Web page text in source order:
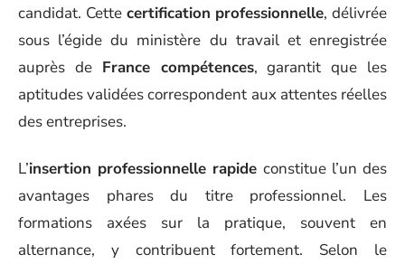
candidat. Cette certification professionnelle, délivrée
sous l’égide du ministère du travail et enregistrée
auprès de France compétences, garantit que les
aptitudes validées correspondent aux attentes réelles
des entreprises.
L’insertion professionnelle rapide constitue l’un des
avantages phares du titre professionnel. Les
formations axées sur la pratique, souvent en
alternance, y contribuent fortement. Selon le